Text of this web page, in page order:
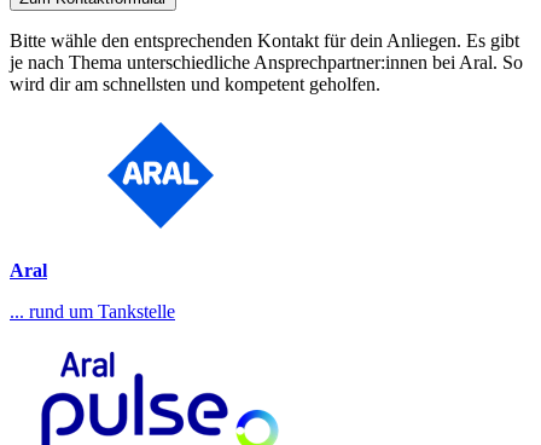
Bitte wähle den entsprechenden Kontakt für dein Anliegen. Es gibt
je nach Thema unterschiedliche Ansprechpartner:innen bei Aral. So
wird dir am schnellsten und kompetent geholfen.
Aral
... rund um Tankstelle